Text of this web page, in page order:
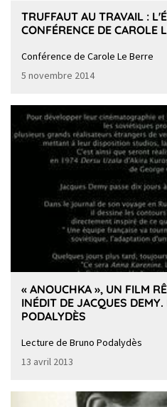
TRUFFAUT AU TRAVAIL :
CONFÉRENCE DE CAROLE
Conférence de Carole Le Berre
5 novembre 2014
« ANOUCHKA », UN FILM
INÉDIT DE JACQUES
PODALYDÈS
Lecture de Bruno Podalydès
13 avril 2013